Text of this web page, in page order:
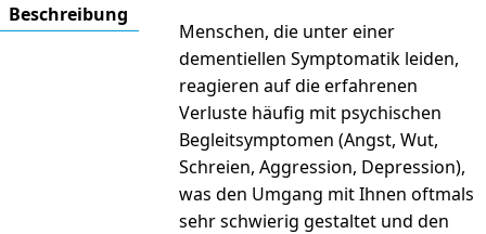
Beschrei­bung
Menschen, die unter einer
dementiellen Symptomatik leiden,
reagieren auf die erfahrenen
Verluste häufig mit psychischen
Begleitsymptomen (Angst, Wut,
Schreien, Aggression, Depression),
was den Umgang mit Ihnen oftmals
sehr schwierig gestaltet und den